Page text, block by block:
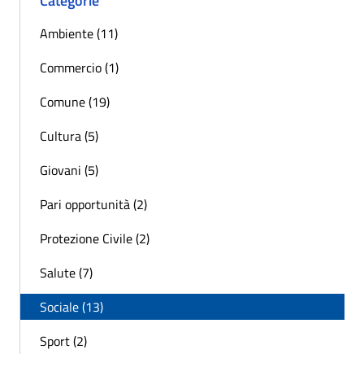
Ambiente (11)
Commercio (1)
Comune (19)
Cultura (5)
Giovani (5)
Pari opportunità (2)
Protezione Civile (2)
Salute (7)
Sociale (13)
Sport (2)